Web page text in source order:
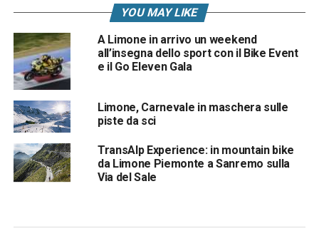
YOU MAY LIKE
A Limone in arrivo un weekend
all’insegna dello sport con il Bike Event
e il Go Eleven Gala
Limone, Carnevale in maschera sulle
piste da sci
TransAlp Experience: in mountain bike
da Limone Piemonte a Sanremo sulla
Via del Sale